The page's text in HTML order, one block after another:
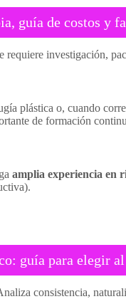
guía de costos y
requiere investigación,
plástica o, cuando
de formación
amplia experiencia en
guía para elegir
consistencia,